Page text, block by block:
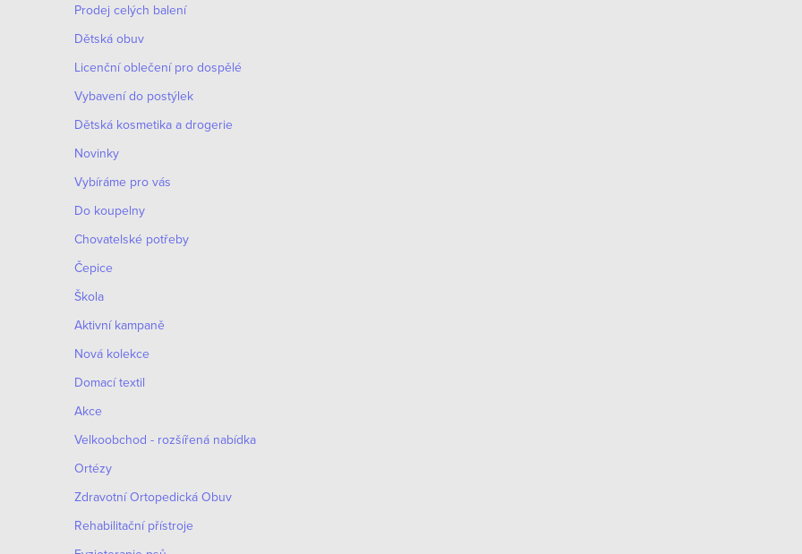
Prodej celých balení
Dětská obuv
Licenční oblečení pro dospělé
Vybavení do postýlek
Dětská kosmetika a drogerie
Novinky
Vybíráme pro vás
Do koupelny
Chovatelské potřeby
Čepice
Škola
Aktivní kampaně
Nová kolekce
Domací textil
Akce
Velkoobchod - rozšířená nabídka
Ortézy
Zdravotní Ortopedická Obuv
Rehabilitační přístroje